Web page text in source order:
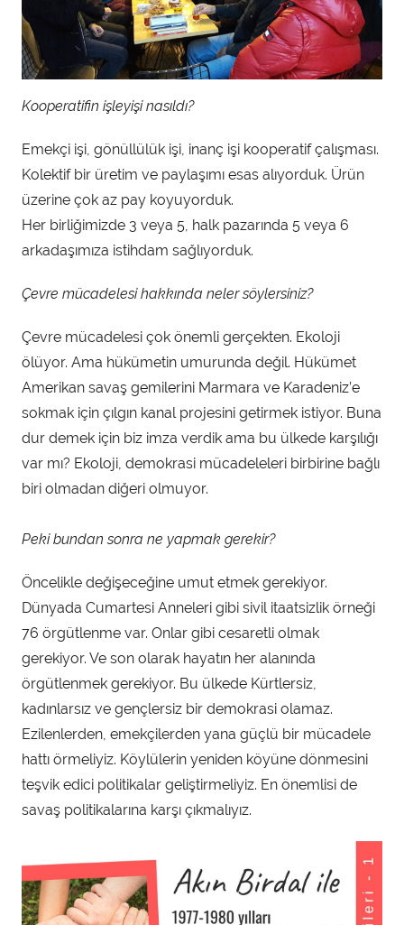
Kooperatifin işleyişi nasıldı?
Emekçi işi, gönüllülük işi, inanç işi kooperatif çalışması.
Kolektif bir üretim ve paylaşımı esas alıyorduk. Ürün
üzerine çok az pay koyuyorduk.
Her birliğimizde 3 veya 5, halk pazarında 5 veya 6
arkadaşımıza istihdam sağlıyorduk.
Çevre mücadelesi hakkında neler söylersiniz?
Çevre mücadelesi çok önemli gerçekten. Ekoloji
ölüyor. Ama hükümetin umurunda değil. Hükümet
Amerikan savaş gemilerini Marmara ve Karadeniz’e
sokmak için çılgın kanal projesini getirmek istiyor. Buna
dur demek için biz imza verdik ama bu ülkede karşılığı
var mı? Ekoloji, demokrasi mücadeleleri birbirine bağlı
biri olmadan diğeri olmuyor.
Peki bundan sonra ne yapmak gerekir?
Öncelikle değişeceğine umut etmek gerekiyor.
Dünyada Cumartesi Anneleri gibi sivil itaatsizlik örneği
76 örgütlenme var. Onlar gibi cesaretli olmak
gerekiyor. Ve son olarak hayatın her alanında
örgütlenmek gerekiyor. Bu ülkede Kürtlersiz,
kadınlarsız ve gençlersiz bir demokrasi olamaz.
Ezilenlerden, emekçilerden yana güçlü bir mücadele
hattı örmeliyiz. Köylülerin yeniden köyüne dönmesini
teşvik edici politikalar geliştirmeliyiz. En önemlisi de
savaş politikalarına karşı çıkmalıyız.